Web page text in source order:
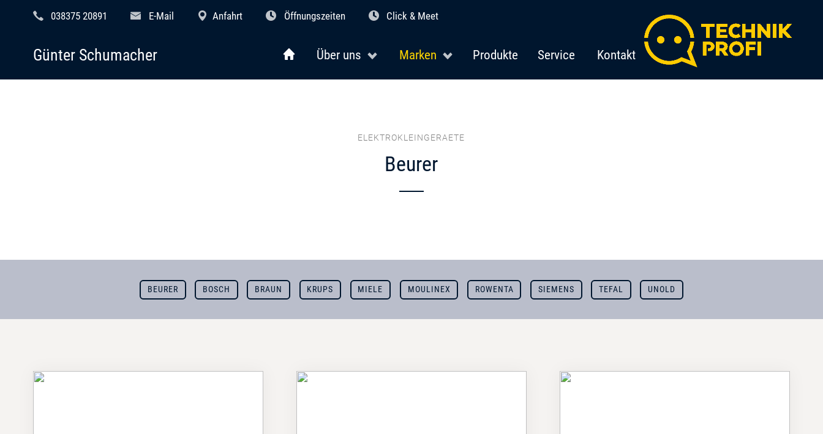
038375 20891 E-Mail Anfahrt Öffnungszeiten Click & Meet
Über uns Marken Produkte Service Kontakt
Günter Schumacher
ELEKTROKLEINGERAETE
Beurer
BEURER BOSCH BRAUN KRUPS MIELE MOULINEX ROWENTA SIEMENS TEFAL UNOLD